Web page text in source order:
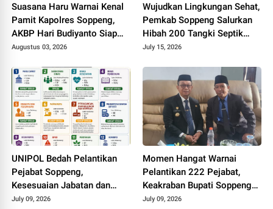
Suasana Haru Warnai Kenal
Pamit Kapolres Soppeng,
AKBP Hari Budiyanto Siap
Lanjutkan Sinergi untuk
Augustus 03, 2026
Wujudkan Lingkungan Sehat,
Pemkab Soppeng Salurkan
Hibah 200 Tangki Septik
untuk Warga
July 15, 2026
UNIPOL Bedah Pelantikan
Pejabat Soppeng,
Kesesuaian Jabatan dan
Disiplin Ilmu Capai 70–75
July 09, 2026
Momen Hangat Warnai
Pelantikan 222 Pejabat,
Keakraban Bupati Soppeng
dan Kepala Kemenag Curi
July 09, 2026